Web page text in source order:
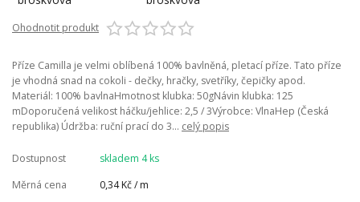
Ohodnotit produkt
Příze Camilla je velmi oblíbená 100% bavlněná, pletací příze. Tato příze
je vhodná snad na cokoli - dečky, hračky, svetříky, čepičky apod.
Materiál: 100% bavlnaHmotnost klubka: 50gNávin klubka: 125
mDoporučená velikost háčku/jehlice: 2,5 / 3Výrobce: VlnaHep (Česká
republika) Údržba: ruční prací do 3... celý popis
Dostupnost
skladem 4 ks
Měrná cena
0,34 Kč / m